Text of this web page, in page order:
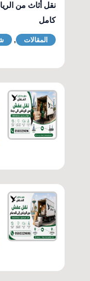
نقل أثاث من
كامل
المقالات ,